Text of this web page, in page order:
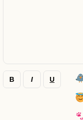
B I U